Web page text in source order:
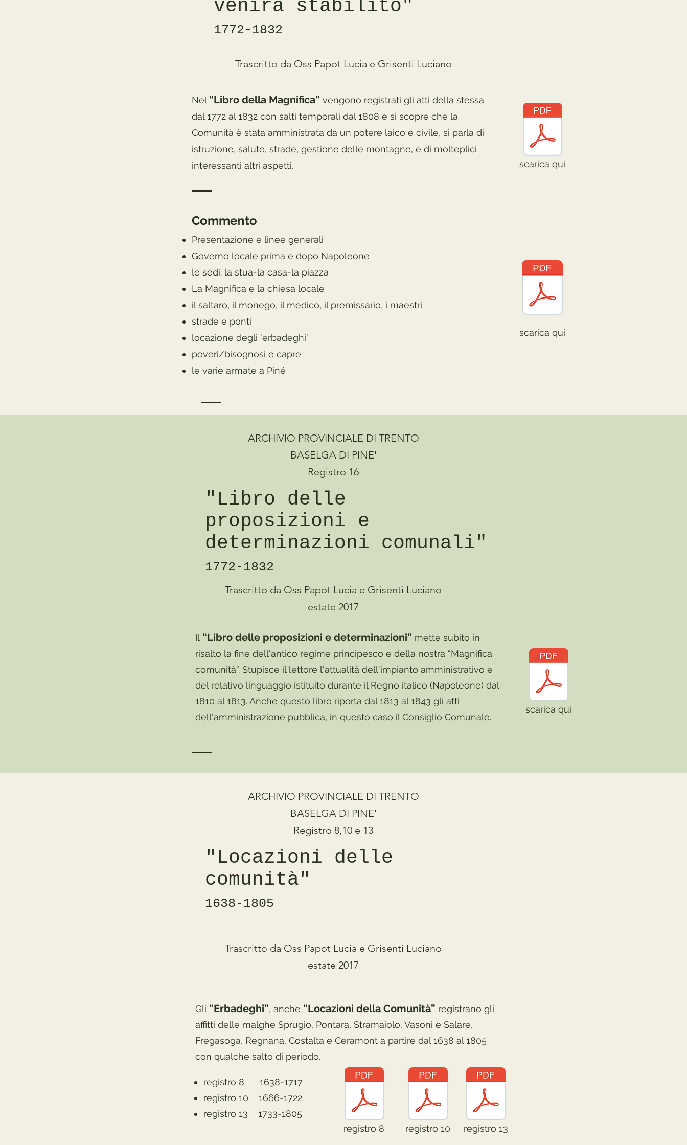
venirà stabilito"
1772-1832
Trascritto da Oss Papot Lucia e Grisenti Luciano
Nel “Libro della Magnifica” vengono registrati gli atti della stessa
dal 1772 al 1832 con salti temporali dal 1808 e si scopre che la
Comunità è stata amministrata da un potere laico e civile, si parla di
istruzione, salute, strade, gestione delle montagne, e di molteplici
interessanti altri aspetti.
scarica qui
Commento
Presentazione e linee generali
Governo locale prima e dopo Napoleone
le sedi: la stua-la casa-la piazza
La Magnifica e la chiesa locale
il saltaro, il monego, il medico, il premissario, i maestri
strade e ponti
locazione degli "erbadeghi"
poveri/bisognosi e capre
le varie armate a Piné
scarica qui
"Libro delle
proposizioni e
determinazioni comunali"
1772-1832
Il “Libro delle proposizioni e determinazioni” mette subito in
risalto la fine dell'antico regime principesco e della nostra “Magnifica
comunità”. Stupisce il lettore l'attualità dell'impianto amministrativo e
del relativo linguaggio istituito durante il Regno italico (Napoleone) dal
1810 al 1813. Anche questo libro riporta dal 1813 al 1843 gli atti
dell'amministrazione pubblica, in questo caso il Consiglio Comunale.
ARCHIVIO PROVINCIALE DI TRENTO
BASELGA DI PINE'
Registro 16
Trascritto da Oss Papot Lucia e Grisenti Luciano
estate 2017
scarica qui
"Locazioni delle
comunità"
1638-1805
ARCHIVIO PROVINCIALE DI TRENTO
BASELGA DI PINE'
Registro 8,10 e 13
Trascritto da Oss Papot Lucia e Grisenti Luciano
estate 2017
Gli “Erbadeghi”, anche “Locazioni della Comunità” registrano gli
affitti delle malghe Sprugio, Pontara, Stramaiolo, Vasoni e Salare,
Fregasoga, Regnana, Costalta e Ceramont a partire dal 1638 al 1805
con qualche salto di periodo.
registro 8 1638-1717
registro 10 1666-1722
registro 13 1733-1805
registro 8
registro 10 registro 13